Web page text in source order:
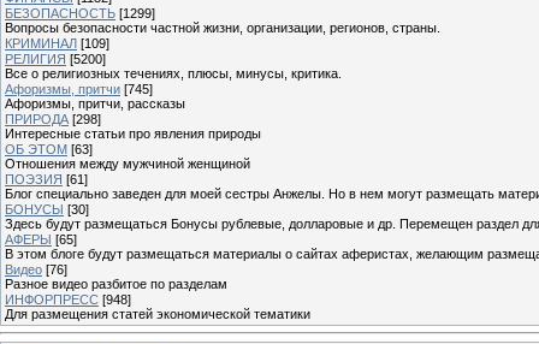
БЕЗОПАСНОСТЬ [1299]
Вопросы безопасности частной жизни, организации, регионов, страны.
КРИМИНАЛ [109]
РЕЛИГИЯ [5200]
Все о религиозных течениях, плюсы, минусы, критика.
Афоризмы, притчи [745]
Афоризмы, притчи, рассказы
ПРИРОДА [298]
Интересные статьи про явления природы
ОБ ЭТОМ [63]
Отношения между мужчиной женщиной
ПОЭЗИЯ [61]
Блог специально заведен для моей сестры Анжелы. Но в нем могут размещать
БОНУСЫ [30]
Здесь будут размещаться Бонусы рублевые, долларовые и др. Перемещен раздел
АФЕРЫ [65]
В этом блоге будут размещаться материалы о сайтах аферистах, желающим
Видео [76]
Разное видео разбитое по разделам
ИНФОРПРЕСС [948]
Для размещения статей экономической тематики